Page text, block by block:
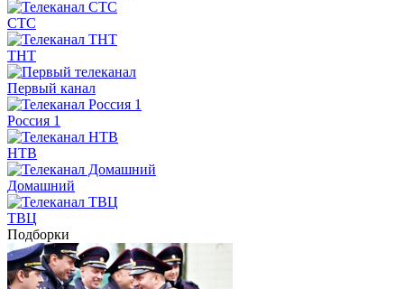
СТС
ТНТ
Первый канал
Россия 1
НТВ
Домашний
ТВЦ
Подборки